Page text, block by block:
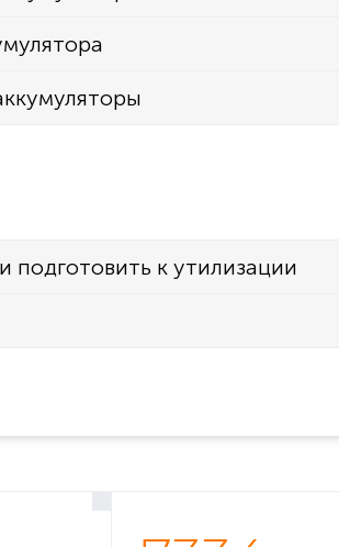
подготовить к утилизации